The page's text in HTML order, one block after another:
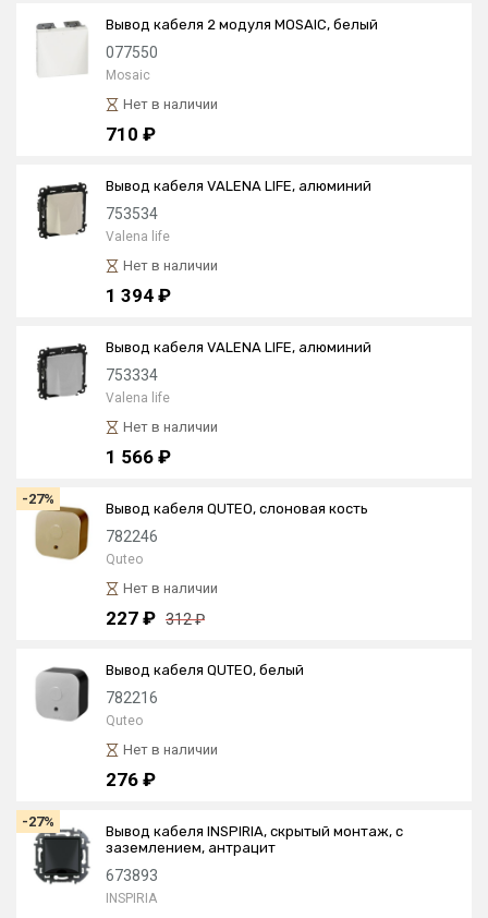
Вывод кабеля 2 модуля MOSAIC, белый
077550
Mosaic
Нет в наличии
710 ₽
Вывод кабеля VALENA LIFE, алюминий
753534
Valena life
Нет в наличии
1 394 ₽
Вывод кабеля VALENA LIFE, алюминий
753334
Valena life
Нет в наличии
1 566 ₽
-27%
Вывод кабеля QUTEO, слоновая кость
782246
Quteo
Нет в наличии
227 ₽ 312 ₽
Вывод кабеля QUTEO, белый
782216
Quteo
Нет в наличии
276 ₽
-27%
Вывод кабеля INSPIRIA, скрытый монтаж, с
заземлением, антрацит
673893
INSPIRIA